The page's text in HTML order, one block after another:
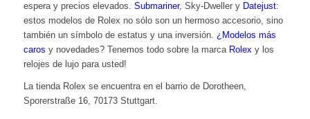
espera y precios elevados. Submariner, Sky-Dweller y Datejust:
estos modelos de Rolex no sólo son un hermoso accesorio, sino
también un símbolo de estatus y una inversión. ¿Modelos más
caros y novedades? Tenemos todo sobre la marca Rolexy los
relojes de lujo para usted!
La tienda Rolex se encuentra en el barrio de Dorotheen,
Sporerstraße 16, 70173 Stuttgart.